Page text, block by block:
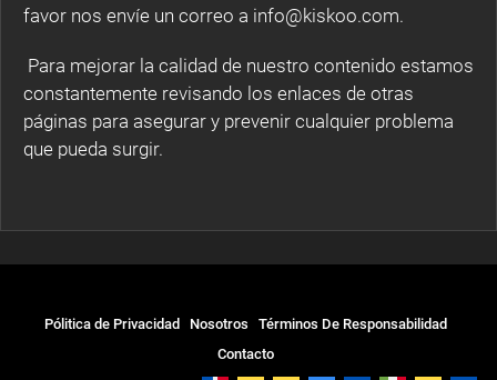
favor nos envíe un correo a info@kiskoo.com.
Para mejorar la calidad de nuestro contenido estamos
constantemente revisando los enlaces de otras
páginas para asegurar y prevenir cualquier problema
que pueda surgir.
Pólitica de Privacidad Nosotros
Términos De Responsabilidad
Contacto